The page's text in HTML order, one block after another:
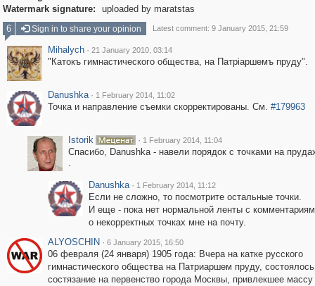
Watermark signature:
uploaded by maratstas
6
Sign in to share your opinion Latest comment: 9 January 2015, 21:59
Mihalych · 21 January 2010, 03:14
"Катокъ гимнастического общества, на Патрiаршемъ пруду".
Danushka · 1 February 2014, 11:02
Точка и направление съемки скорректированы. См. #179963
Istorik · 1 February 2014, 11:04
Спасибо, Danushka - навели порядок с точками на
·
Danushka · 1 February 2014, 11:12
Если не сложно, то посмотрите остальные точки.
И еще - пока нет нормальной ленты с
о некорректных точках мне на почту.
ALYOSCHIN · 6 January 2015, 16:50
06 февраля (24 января) 1905 года: Вчера на катке русского
гимнастического общества на Патриаршем пруду,
состязание на первенство города Москвы, привлекшее массу